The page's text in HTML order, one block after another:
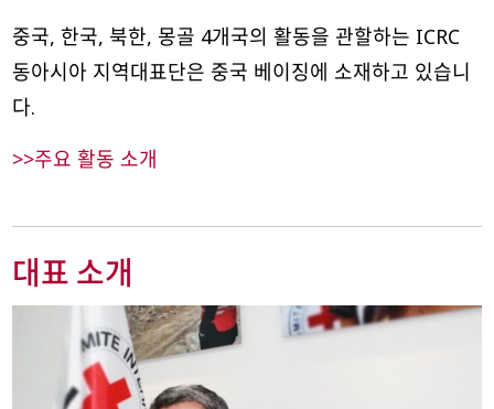
중국, 한국, 북한, 몽골 4개국의 활동을 관할하는 ICRC
동아시아 지역대표단은 중국 베이징에 소재하고 있습니
다.
>>주요 활동 소개
대표 소개